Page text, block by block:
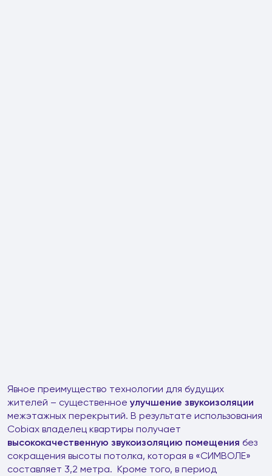
Явное преимущество технологии для будущих
жителей – существенное улучшение звукоизоляции
межэтажных перекрытий. В результате использования
Cobiax владелец квартиры получает
высококачественную звукоизоляцию помещения без
сокращения высоты потолка, которая в «СИМВОЛЕ»
составляет 3,2 метра. Кроме того, в период